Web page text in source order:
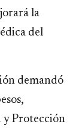
la
del
demandó
y Protección